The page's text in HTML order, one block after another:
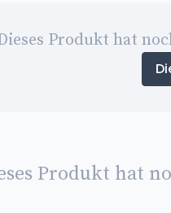
Produkt hat
Produkt hat